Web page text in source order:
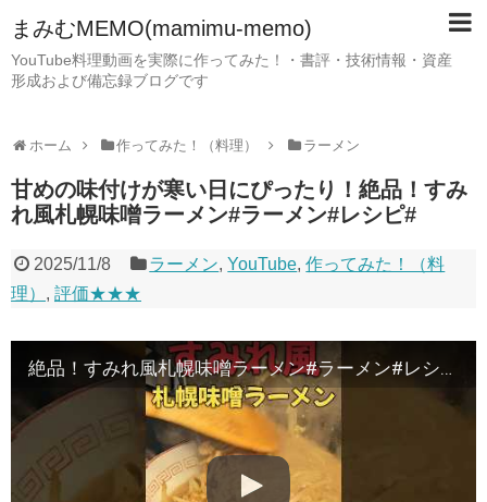
まみむMEMO(mamimu-memo)
YouTube料理動画を実際に作ってみた！・書評・技術情報・資産
形成および備忘録ブログです
ホーム 作ってみた！（料理） ラーメン
甘めの味付けが寒い日にぴったり！絶品！すみ
れ風札幌味噌ラーメン#ラーメン#レシピ#
2025/11/8 ラーメン,YouTube,作ってみた！（料
理） , 評価★★★
絶品！すみれ風札幌味噌ラーメン#ラーメン#レシピ#料理#shorts